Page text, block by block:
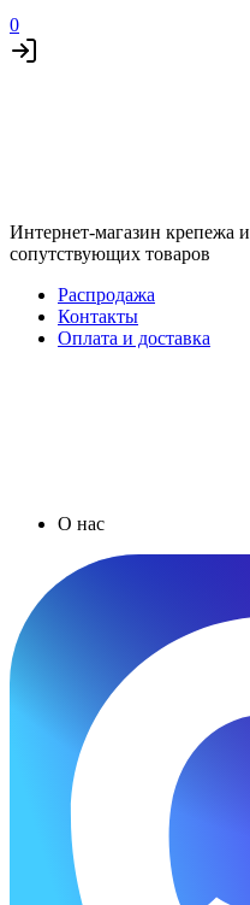
0
Интернет-магазин крепежа и
сопутствующих товаров
Распродажа
Контакты
Оплата и доставка
О нас